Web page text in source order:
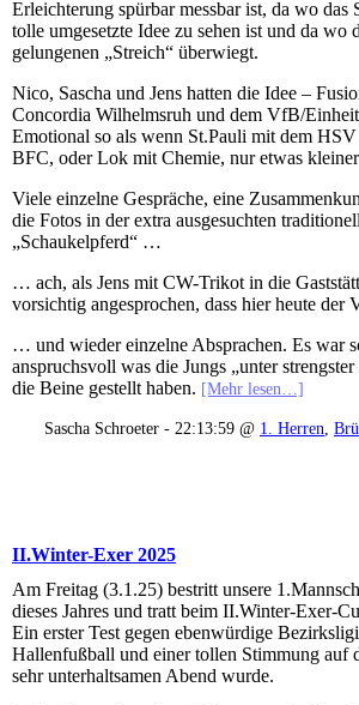
Erleichterung spürbar messbar ist, da wo das
tolle umgesetzte Idee zu sehen ist und da wo
gelungenen „Streich“ überwiegt.
Nico, Sascha und Jens hatten die Idee –
Concordia Wilhelmsruh und dem VfB/
Emotional so als wenn St.Pauli mit dem
BFC, oder Lok mit Chemie, nur etwas
Viele einzelne Gespräche, eine
die Fotos in der extra ausgesuchten
„Schaukelpferd“ …
… ach, als Jens mit CW-Trikot in die
vorsichtig angesprochen, dass hier heute
… und wieder einzelne Absprachen. Es war
anspruchsvoll was die Jungs „unter
die Beine gestellt haben. [Mehr lesen…]
Sascha Schroeter - 22:13:59 @ 1. Herren
II.Winter-Exer 2025
Am Freitag (3.1.25) bestritt unsere
dieses Jahres und tratt beim II.Winter-Exer-
Ein erster Test gegen ebenwürdige
Hallenfußball und einer tollen Stimmung auf
sehr unterhaltsamen Abend wurde.